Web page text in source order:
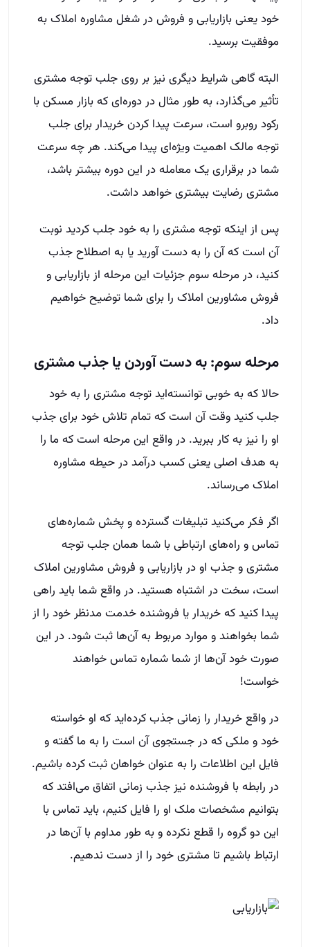
خود یعنی بازاریابی و فروش در شغل مشاوره املاک به
موفقیت برسید.
البته گاهی شرایط دیگری نیز بر روی جلب توجه مشتری
تأثیر می‌گذارد، به طور مثال در دوره‌ای که بازار مسکن با
رکود روبرو است، سرعت پیدا کردن خریدار برای جلب
توجه مالک اهمیت ویژه‌ای پیدا می‌کند. هر چه سرعت
شما در برقراری یک معامله در این دوره بیشتر باشد،
مشتری رضایت بیشتری خواهد داشت.
پس از اینکه توجه مشتری را به خود جلب کردید نوبت
آن است که آن را به دست آورید یا به اصطلاح جذب
کنید، در مرحله سوم جزئیات این مرحله از بازاریابی و
فروش مشاورین املاک را برای شما توضیح خواهیم
داد.
مرحله سوم: به دست آوردن یا جذب مشتری
حالا که به خوبی توانسته‌اید توجه مشتری را به خود
جلب کنید وقت آن است که تمام تلاش خود برای جذب
او را نیز به کار ببرید. در واقع این مرحله است که ما را
به هدف اصلی یعنی کسب درآمد در حیطه مشاوره
املاک می‌رساند.
اگر فکر می‌کنید تبلیغات گسترده و پخش شماره‌های
تماس و راه‌های ارتباطی با شما همان جلب توجه
مشتری و جذب او در بازاریابی و فروش مشاورین املاک
است، سخت در اشتباه هستید. در واقع شما باید راهی
پیدا کنید که خریدار یا فروشنده خدمت مدنظر خود را از
شما بخواهند و موارد مربوط به آن‌ها ثبت شود. در این
صورت خود آن‌ها از شما شماره تماس خواهند
خواست!
در واقع خریدار را زمانی جذب کرده‌اید که او خواسته
خود و ملکی که در جستجوی آن است را به ما گفته و
فایل این اطلاعات را به عنوان خواهان ثبت کرده باشیم.
در رابطه با فروشنده نیز جذب زمانی اتفاق می‌افتد که
بتوانیم مشخصات ملک او را فایل کنیم، باید تماس با
این دو گروه را قطع نکرده و به طور مداوم با آن‌ها در
ارتباط باشیم تا مشتری خود را از دست ندهیم.